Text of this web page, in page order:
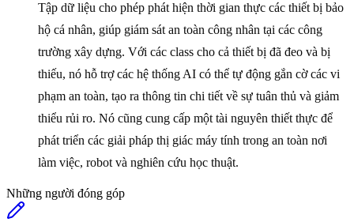
Tập dữ liệu cho phép phát hiện thời gian thực các thiết bị bảo
hộ cá nhân, giúp giám sát an toàn công nhân tại các công
trường xây dựng. Với các class cho cả thiết bị đã đeo và bị
thiếu, nó hỗ trợ các hệ thống AI có thể tự động gắn cờ các vi
phạm an toàn, tạo ra thông tin chi tiết về sự tuân thủ và giảm
thiểu rủi ro. Nó cũng cung cấp một tài nguyên thiết thực để
phát triển các giải pháp thị giác máy tính trong an toàn nơi
làm việc, robot và nghiên cứu học thuật.
Những người đóng góp